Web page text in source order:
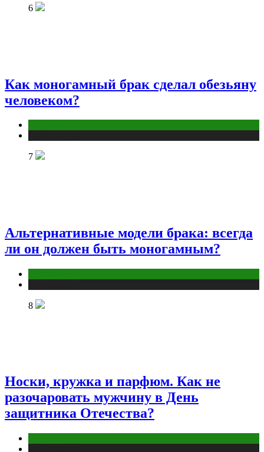
6
Как моногамный брак сделал обезьяну
человеком?
7
Альтернативные модели брака: всегда
ли он должен быть моногамным?
8
Носки, кружка и парфюм. Как не
разочаровать мужчину в День
защитника Отечества?